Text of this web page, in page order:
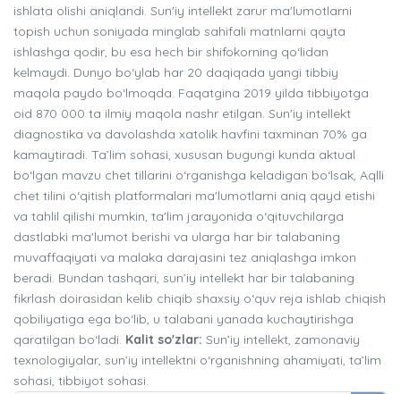
ishlata olishi aniqlandi. Sun'iy intellekt zarur ma'lumotlarni
topish uchun soniyada minglab sahifali matnlarni qayta
ishlashga qodir, bu esa hech bir shifokorning qo‘lidan
kelmaydi. Dunyo bo‘ylab har 20 daqiqada yangi tibbiy
maqola paydo bo‘lmoqda. Faqatgina 2019 yilda tibbiyotga
oid 870 000 ta ilmiy maqola nashr etilgan. Sun'iy intellekt
diagnostika va davolashda xatolik havfini taxminan 70% ga
kamaytiradi. Ta’lim sohasi, xususan bugungi kunda aktual
bo‘lgan mavzu chet tillarini o‘rganishga keladigan bo‘lsak, Aqlli
chet tilini o‘qitish platformalari ma'lumotlarni aniq qayd etishi
va tahlil qilishi mumkin, ta'lim jarayonida o‘qituvchilarga
dastlabki ma'lumot berishi va ularga har bir talabaning
muvaffaqiyati va malaka darajasini tez aniqlashga imkon
beradi. Bundan tashqari, sun’iy intellekt har bir talabaning
fikrlash doirasidan kelib chiqib shaxsiy o‘quv reja ishlab chiqish
qobiliyatiga ega bo‘lib, u talabani yanada kuchaytirishga
qaratilgan bo‘ladi. Kalit so'zlar: Sun’iy intellekt, zamonaviy
texnologiyalar, sun’iy intellektni o‘rganishning ahamiyati, ta’lim
sohasi, tibbiyot sohasi.